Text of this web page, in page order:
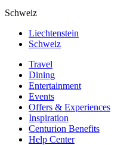
Schweiz
Liechtenstein
Schweiz
Travel
Dining
Entertainment
Events
Offers & Experiences
Inspiration
Centurion Benefits
Help Center